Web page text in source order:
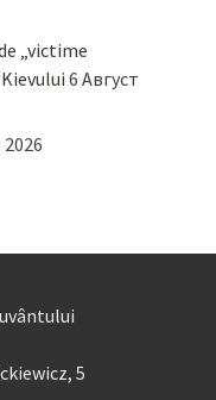
„victime
6 Август
2026
5